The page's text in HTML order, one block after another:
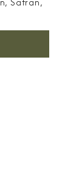
Safran,